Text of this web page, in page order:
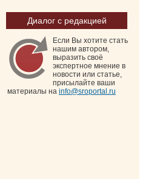
Диалог с редакцией
Если Вы хотите стать
нашим автором,
выразить своё
экспертное мнение в
новости или статье,
присылайте ваши
материалы на info@sroportal.ru